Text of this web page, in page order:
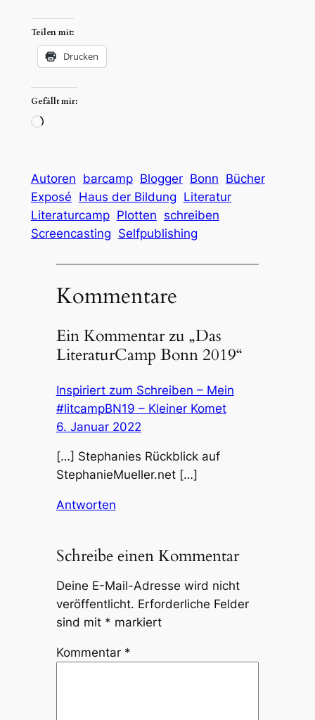
Teilen mit:
Drucken
Gefällt mir:
Wird
Autoren barcamp Blogger Bonn Bücher
Exposé Haus der Bildung Literatur
Literaturcamp Plotten schreiben
Screencasting Selfpublishing
Kommentare
Ein Kommentar zu „Das
LiteraturCamp Bonn 2019“
Inspiriert zum Schreiben – Mein
#litcampBN19 – Kleiner Komet
6. Januar 2022
[…] Stephanies Rückblick auf
StephanieMueller.net […]
Antworten
Schreibe einen Kommentar
Deine E-Mail-Adresse wird nicht
veröffentlicht. Erforderliche Felder
sind mit * markiert
Kommentar *